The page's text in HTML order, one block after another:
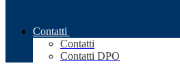
Contatti
Contatti
Contatti DPO